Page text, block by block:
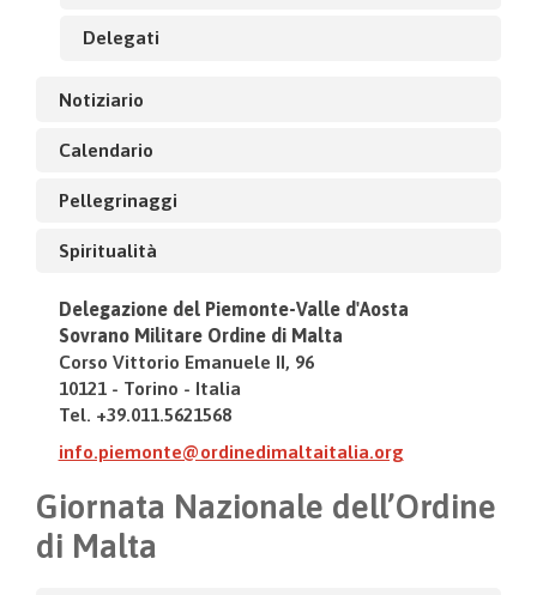
Delegati
Notiziario
Calendario
Pellegrinaggi
Spiritualità
Delegazione del Piemonte-Valle d'Aosta
Sovrano Militare Ordine di Malta
Corso Vittorio Emanuele II, 96
10121 - Torino - Italia
Tel. +39.011.5621568
info.piemonte@ordinedimaltaitalia.org
Giornata Nazionale dell’Ordine
di Malta